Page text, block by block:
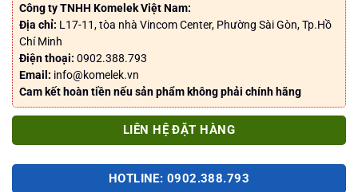
Công ty TNHH Komelek Việt Nam:
Địa chỉ: L17-11, tòa nhà Vincom Center, Phường Sài Gòn, Tp.Hồ
Chí Minh
Điện thoại: 0902.388.793
Email: info@komelek.vn
Cam kết hoàn tiền nếu sản phẩm không phải chính hãng
LIÊN HỆ ĐẶT HÀNG
HOTLINE: 0902.388.793